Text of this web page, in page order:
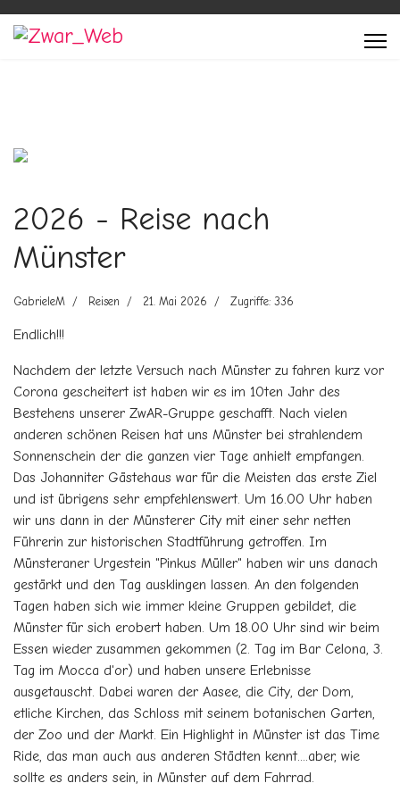
2026 - Reise nach
Münster
GabrieleM Reisen 21. Mai 2026 Zugriffe: 336
Endlich!!!
Nachdem der letzte Versuch nach Münster zu fahren kurz vor
Corona gescheitert ist haben wir es im 10ten Jahr des
Bestehens unserer ZwAR-Gruppe geschafft. Nach vielen
anderen schönen Reisen hat uns Münster bei strahlendem
Sonnenschein der die ganzen vier Tage anhielt empfangen.
Das Johanniter Gästehaus war für die Meisten das erste Ziel
und ist übrigens sehr empfehlenswert. Um 16.00 Uhr haben
wir uns dann in der Münsterer City mit einer sehr netten
Führerin zur historischen Stadtführung getroffen. Im
Münsteraner Urgestein "Pinkus Müller" haben wir uns danach
gestärkt und den Tag ausklingen lassen. An den folgenden
Tagen haben sich wie immer kleine Gruppen gebildet, die
Münster für sich erobert haben. Um 18.00 Uhr sind wir beim
Essen wieder zusammen gekommen (2. Tag im Bar Celona, 3.
Tag im Mocca d'or) und haben unsere Erlebnisse
ausgetauscht. Dabei waren der Aasee, die City, der Dom,
etliche Kirchen, das Schloss mit seinem botanischen Garten,
der Zoo und der Markt. Ein Highlight in Münster ist das Time
Ride, das man auch aus anderen Städten kennt....aber, wie
sollte es anders sein, in Münster auf dem Fahrrad.